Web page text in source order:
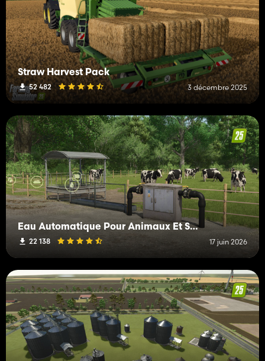
Straw Harvest Pack
52 482 3 décembre 2025
Eau Automatique Pour Animaux Et Serres
22 138 17 juin 2026